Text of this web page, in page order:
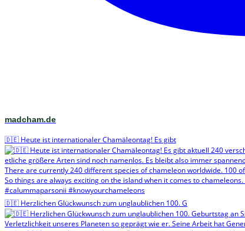
madcham.de
🇩🇪 Heute ist internationaler Chamäleontag! Es gibt
🇩🇪 Herzlichen Glückwunsch zum unglaublichen 100. G